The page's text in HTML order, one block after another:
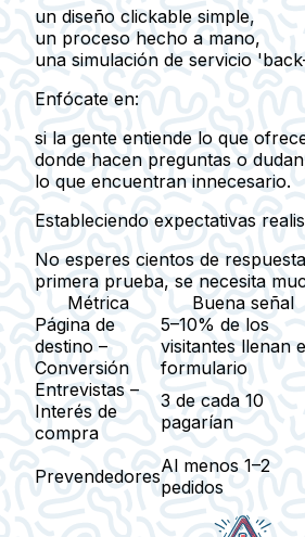
un diseño clickable simple,
un proceso hecho a mano,
una simulación de servicio
Enfócate en:
si la gente entiende lo que
donde hacen preguntas o
lo que encuentran innecesario.
Estableciendo expectativas
No esperes cientos de
primera prueba, se necesita
Métrica
Buena señal
Página de
destino –
Conversión
5–10% de los
visitantes llenan
formulario
Entrevistas –
Interés de
compra
3 de cada 10
pagarían
PrevendedoresAl menos 1–2
pedidos